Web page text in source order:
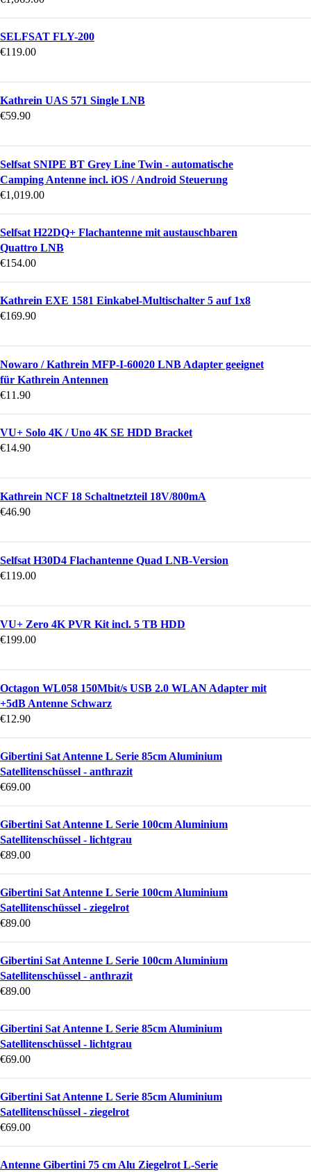
SELFSAT FLY-200
€119.00
Kathrein UAS 571 Single LNB
€59.90
Selfsat SNIPE BT Grey Line Twin - automatische
Camping Antenne incl. iOS / Android Steuerung
€1,019.00
Selfsat H22DQ+ Flachantenne mit austauschbaren
Quattro LNB
€154.00
Kathrein EXE 1581 Einkabel-Multischalter 5 auf 1x8
€169.90
Nowaro / Kathrein MFP-I-60020 LNB Adapter geeignet
für Kathrein Antennen
€11.90
VU+ Solo 4K / Uno 4K SE HDD Bracket
€14.90
Kathrein NCF 18 Schaltnetzteil 18V/800mA
€46.90
Selfsat H30D4 Flachantenne Quad LNB-Version
€119.00
VU+ Zero 4K PVR Kit incl. 5 TB HDD
€199.00
Octagon WL058 150Mbit/s USB 2.0 WLAN Adapter mit
+5dB Antenne Schwarz
€12.90
Gibertini Sat Antenne L Serie 85cm Aluminium
Satellitenschüssel - anthrazit
€69.00
Gibertini Sat Antenne L Serie 100cm Aluminium
Satellitenschüssel - lichtgrau
€89.00
Gibertini Sat Antenne L Serie 100cm Aluminium
Satellitenschüssel - ziegelrot
€89.00
Gibertini Sat Antenne L Serie 100cm Aluminium
Satellitenschüssel - anthrazit
€89.00
Gibertini Sat Antenne L Serie 85cm Aluminium
Satellitenschüssel - lichtgrau
€69.00
Gibertini Sat Antenne L Serie 85cm Aluminium
Satellitenschüssel - ziegelrot
€69.00
Antenne Gibertini 75 cm Alu Ziegelrot L-Serie